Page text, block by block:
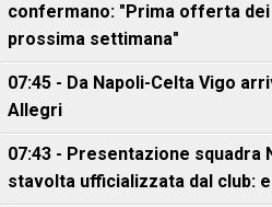
confermano: "Prima offerta
prossima settimana"
07:45 - Da Napoli-Celta Vigo
Allegri
07:43 - Presentazione squadra
stavolta ufficializzata dal club: